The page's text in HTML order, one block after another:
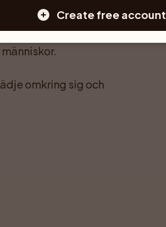
Create free account